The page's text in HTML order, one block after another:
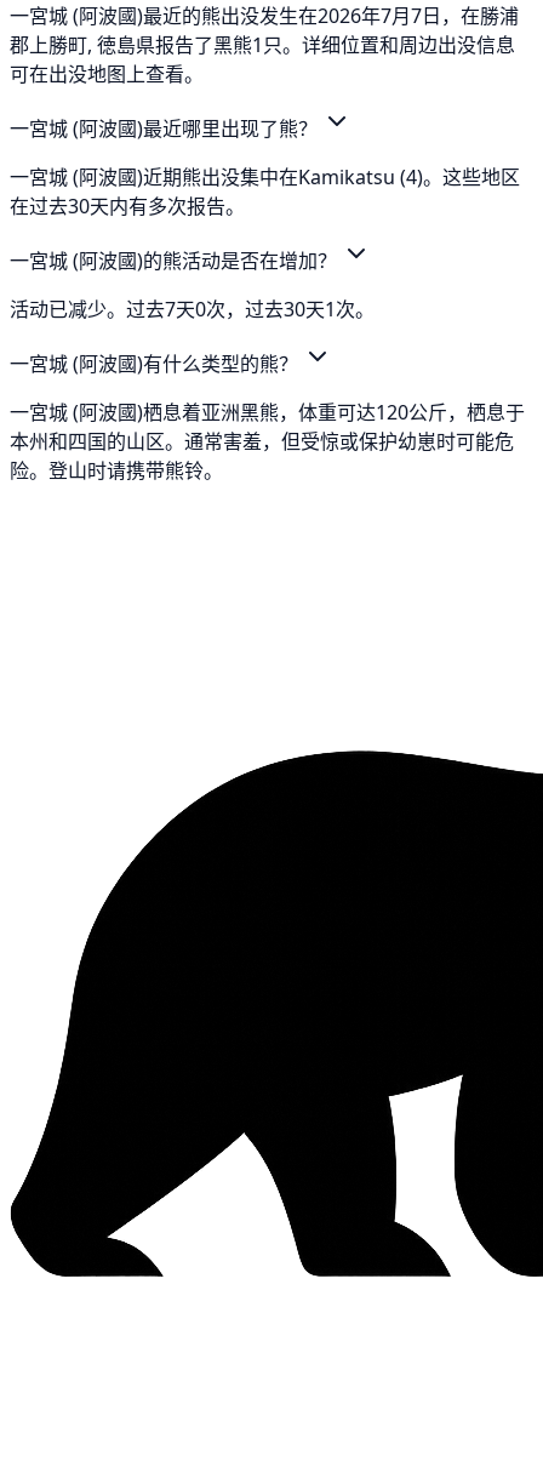
一宮城 (阿波國)最近的熊出没发生在2026年7月7日，在勝浦
郡上勝町, 徳島県报告了黑熊1只。详细位置和周边出没信息
可在出没地图上查看。
一宮城 (阿波國)最近哪里出现了熊？
一宮城 (阿波國)近期熊出没集中在Kamikatsu (4)。这些地区
在过去30天内有多次报告。
一宮城 (阿波國)的熊活动是否在增加？
活动已减少。过去7天0次，过去30天1次。
一宮城 (阿波國)有什么类型的熊？
一宮城 (阿波國)栖息着亚洲黑熊，体重可达120公斤，栖息于
本州和四国的山区。通常害羞，但受惊或保护幼崽时可能危
险。登山时请携带熊铃。